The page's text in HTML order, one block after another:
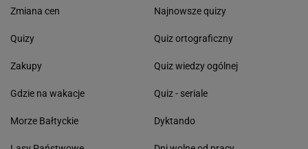
Zmiana cen
Quizy
Zakupy
Gdzie na wakacje
Morze Bałtyckie
Najnowsze quizy
Quiz ortograficzny
Quiz wiedzy ogólnej
Quiz - seriale
Dyktando